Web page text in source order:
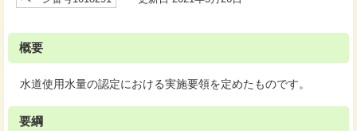
概要
水道使用水量の認定における実施要領を定めたものです。
要綱